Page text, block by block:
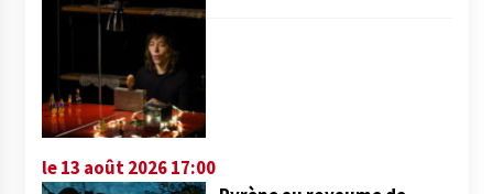
le 13 août 2026 17:00